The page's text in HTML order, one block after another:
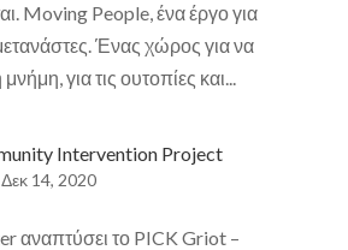
Moving People, ένα έργο για
Ένας χώρος για να
για τις ουτοπίες και...
Intervention Project
Δεκ 14, 2020
αναπτύσει το PICK Griot –